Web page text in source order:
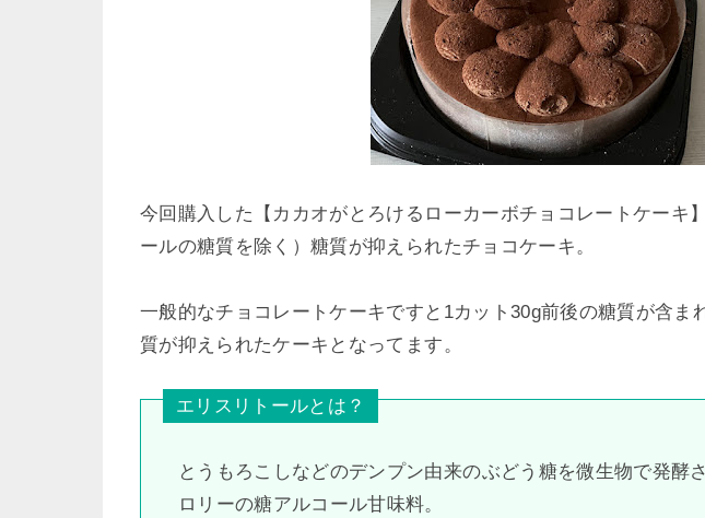
今回購入した【カカオがとろけるローカーボチョコレートケーキ
ールの糖質を除く）糖質が抑えられたチョコケーキ。
一般的なチョコレートケーキですと1カット30g前後の糖質が含ま
質が抑えられたケーキとなってます。
エリスリトールとは？
とうもろこしなどのデンプン由来のぶどう糖を微生物で発酵
ロリーの糖アルコール甘味料。